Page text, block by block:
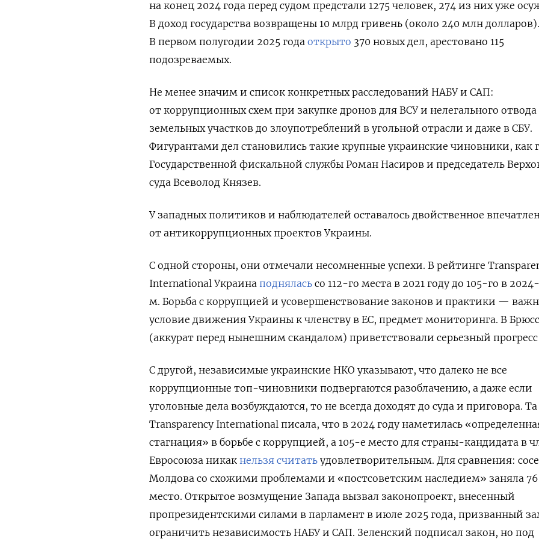
на конец 2024 года перед судом предстали 1275 человек, 274 из них уже
В доход государства возвращены 10 млрд гривень (около 240 млн долларов).
В первом полугодии 2025 года открыто 370 новых дел, арестовано 115
подозреваемых.
Не менее значим и список конкретных расследований НАБУ и САП:
от коррупционных схем при закупке дронов для ВСУ и нелегального отвода
земельных участков до злоупотреблений в угольной отрасли и даже в СБУ.
Фигурантами дел становились такие крупные украинские чиновники, как
Государственной фискальной службы Роман Насиров и председатель
суда Всеволод Князев.
У западных политиков и наблюдателей оставалось двойственное
от антикоррупционных проектов Украины.
С одной стороны, они отмечали несомненные успехи. В рейтинге
International Украина поднялась со 112-го места в 2021 году до 105-го в 2024-
м. Борьба с коррупцией и усовершенствование законов и практики —
условие движения Украины к членству в ЕС, предмет мониторинга. В
(аккурат перед нынешним скандалом) приветствовали серьезный
С другой, независимые украинские НКО указывают, что далеко не все
коррупционные топ-чиновники подвергаются разоблачению, а даже если
уголовные дела возбуждаются, то не всегда доходят до суда и приговора.
Transparency International писала, что в 2024 году наметилась
стагнация» в борьбе с коррупцией, а 105-е место для страны-кандидата в
Евросоюза никак нельзя считать удовлетворительным. Для сравнения:
Молдова со схожими проблемами и «постсоветским наследием» заняла
место. Открытое возмущение Запада вызвал законопроект, внесенный
пропрезидентскими силами в парламент в июле 2025 года, призванный
ограничить независимость НАБУ и САП. Зеленский подписал закон, но под